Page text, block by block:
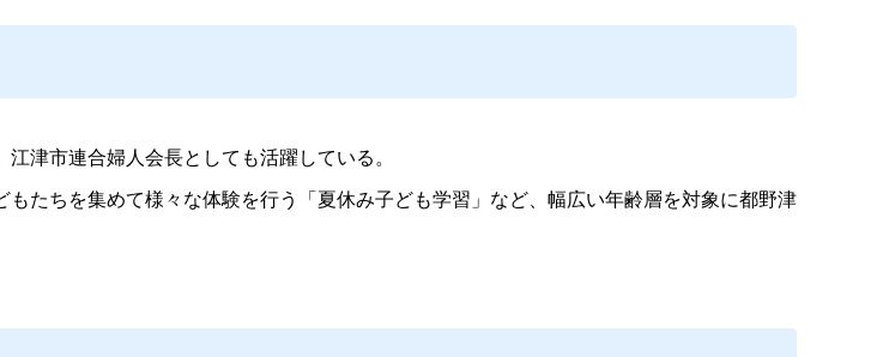
津市連合婦人会長としても活躍している。
たちを集めて様々な体験を行う「夏休み子ども学習」など、幅広い年齢層を対象に都野津